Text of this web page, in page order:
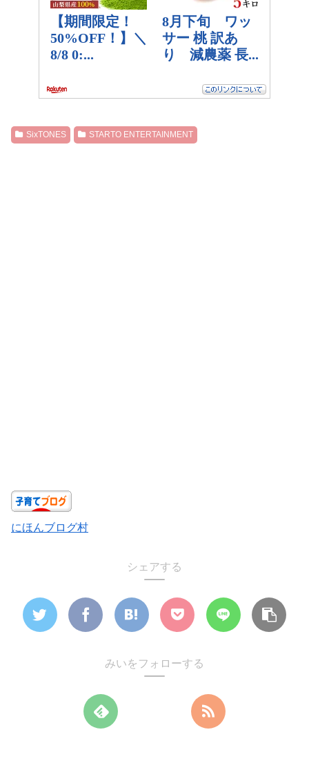
SixTONES STARTO ENTERTAINMENT
にほんブログ村
シェアする
みいをフォローする